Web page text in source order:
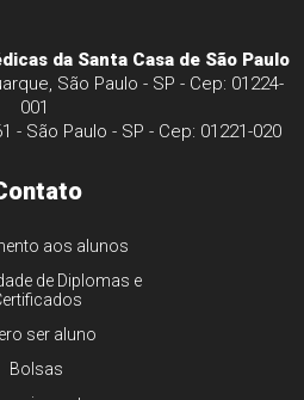
da Santa Casa de São Paulo
São Paulo - SP - Cep: 01224-
001
- São Paulo - SP - Cep: 01221-020
aos alunos
de Diplomas e
ser aluno
Bolsas